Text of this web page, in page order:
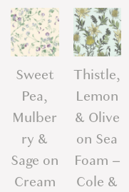
Sweet
Pea,
Mulber
ry &
Sage on
Cream
Thistle,
Lemon
& Olive
on Sea
Foam –
Cole &